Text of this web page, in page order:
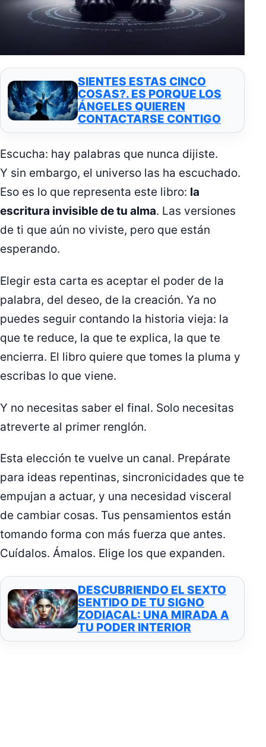
SIENTES ESTAS CINCO
COSAS?. ES PORQUE LOS
ÁNGELES QUIEREN
CONTACTARSE CONTIGO
Escucha: hay palabras que nunca dijiste.
Y sin embargo, el universo las ha escuchado.
Eso es lo que representa este libro: la
escritura invisible de tu alma. Las versiones
de ti que aún no viviste, pero que están
esperando.
Elegir esta carta es aceptar el poder de la
palabra, del deseo, de la creación. Ya no
puedes seguir contando la historia vieja: la
que te reduce, la que te explica, la que te
encierra. El libro quiere que tomes la pluma y
escribas lo que viene.
Y no necesitas saber el final. Solo necesitas
atreverte al primer renglón.
Esta elección te vuelve un canal. Prepárate
para ideas repentinas, sincronicidades que te
empujan a actuar, y una necesidad visceral
de cambiar cosas. Tus pensamientos están
tomando forma con más fuerza que antes.
Cuídalos. Ámalos. Elige los que expanden.
DESCUBRIENDO EL SEXTO
SENTIDO DE TU SIGNO
ZODIACAL: UNA MIRADA A
TU PODER INTERIOR